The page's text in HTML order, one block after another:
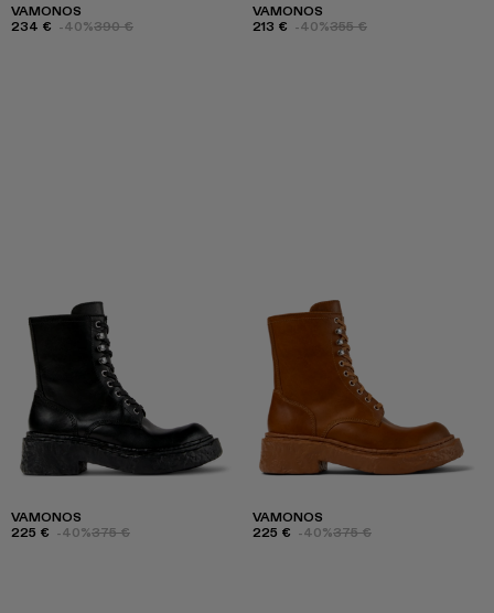
VAMONOS
234 € -40%390 €
VAMONOS
213 € -40%355 €
VAMONOS
225 € -40%375 €
VAMONOS
225 € -40%375 €